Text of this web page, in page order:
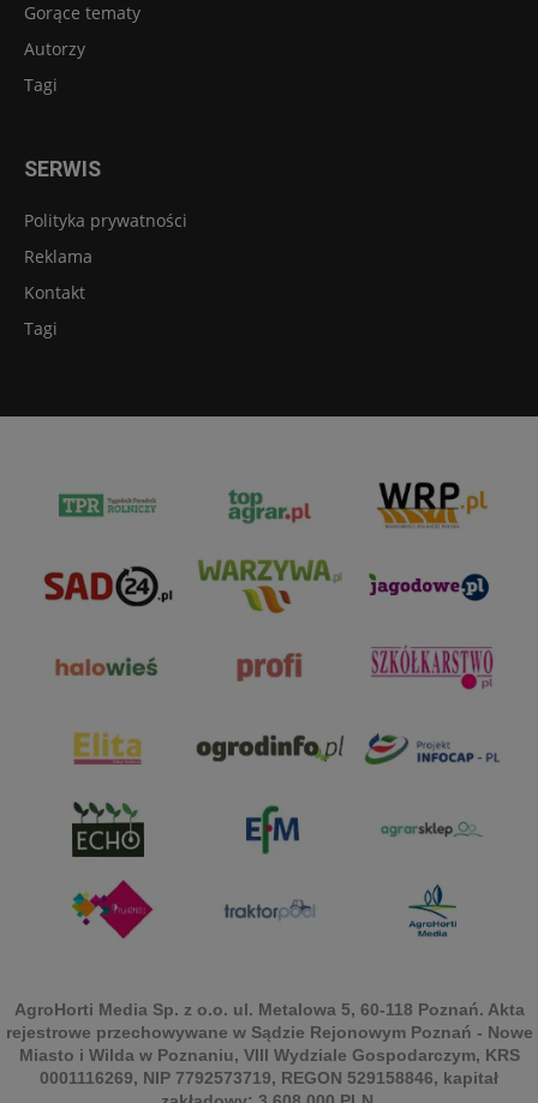
Gorące tematy
Autorzy
Tagi
SERWIS
Polityka prywatności
Reklama
Kontakt
Tagi
AgroHorti Media Sp. z o.o. ul. Metalowa 5, 60-118 Poznań. Akta
rejestrowe przechowywane w Sądzie Rejonowym Poznań - Nowe
Miasto i Wilda w Poznaniu, VIII Wydziale Gospodarczym, KRS
0001116269, NIP 7792573719, REGON 529158846, kapitał